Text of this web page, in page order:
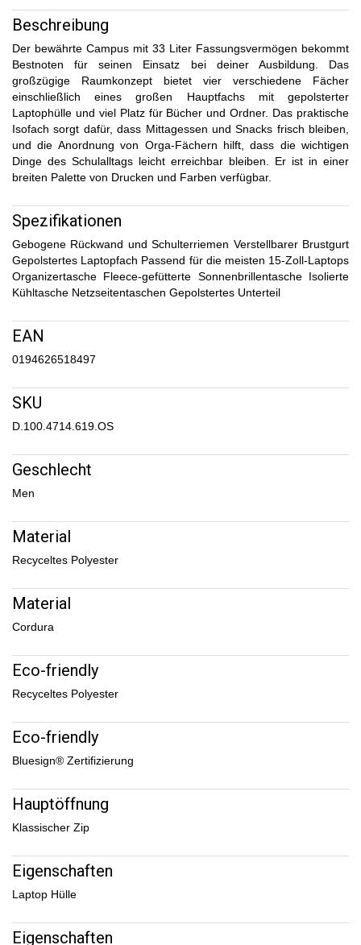
Beschreibung
Der bewährte Campus mit 33 Liter Fassungsvermögen bekommt
Bestnoten für seinen Einsatz bei deiner Ausbildung. Das
großzügige Raumkonzept bietet vier verschiedene Fächer
einschließlich eines großen Hauptfachs mit gepolsterter
Laptophülle und viel Platz für Bücher und Ordner. Das praktische
Isofach sorgt dafür, dass Mittagessen und Snacks frisch bleiben,
und die Anordnung von Orga-Fächern hilft, dass die wichtigen
Dinge des Schulalltags leicht erreichbar bleiben. Er ist in einer
breiten Palette von Drucken und Farben verfügbar.
Spezifikationen
Gebogene Rückwand und Schulterriemen Verstellbarer Brustgurt
Gepolstertes Laptopfach Passend für die meisten 15-Zoll-Laptops
Organizertasche Fleece-gefütterte Sonnenbrillentasche Isolierte
Kühltasche Netzseitentaschen Gepolstertes Unterteil
EAN
0194626518497
SKU
D.100.4714.619.OS
Geschlecht
Men
Material
Recyceltes Polyester
Material
Cordura
Eco-friendly
Recyceltes Polyester
Eco-friendly
Bluesign® Zertifizierung
Hauptöffnung
Klassischer Zip
Eigenschaften
Laptop Hülle
Eigenschaften